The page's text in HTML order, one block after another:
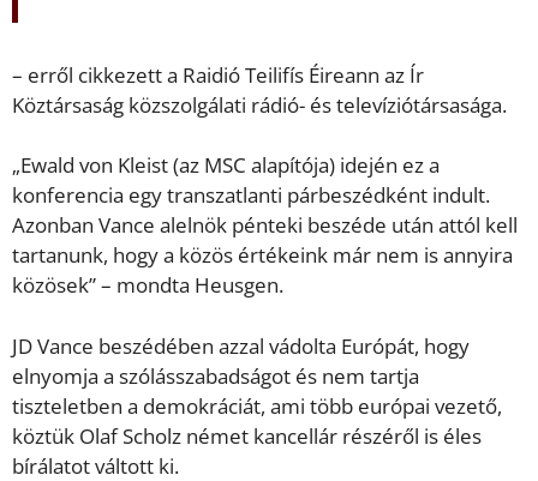
– erről cikkezett a Raidió Teilifís Éireann az Ír
Köztársaság közszolgálati rádió- és televíziótársasága.
„Ewald von Kleist (az MSC alapítója) idején ez a
konferencia egy transzatlanti párbeszédként indult.
Azonban Vance alelnök pénteki beszéde után attól kell
tartanunk, hogy a közös értékeink már nem is annyira
közösek” – mondta Heusgen.
JD Vance beszédében azzal vádolta Európát, hogy
elnyomja a szólásszabadságot és nem tartja
tiszteletben a demokráciát, ami több európai vezető,
köztük Olaf Scholz német kancellár részéről is éles
bírálatot váltott ki.